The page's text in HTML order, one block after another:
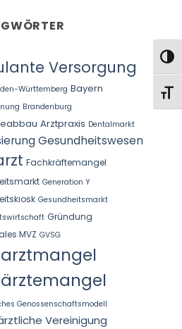
Versorgung
Württemberg Bayern
Brandenburg
Arztpraxis Dentalmarkt
Gesundheitswesen
Fachkräftemangel
Generation Y
Gesundheitsmarkt
Gründung
MVZ GVSG
Genossenschaftsmodell
Vereinigung